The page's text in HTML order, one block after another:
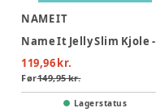
NAME IT
119,96 kr.
Før149,95 kr.
Lagerstatus